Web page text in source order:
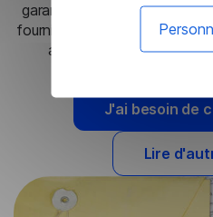
garantissant que vos
fournit des résultats
ainsi la qualité globale
J'ai besoin de
Lire